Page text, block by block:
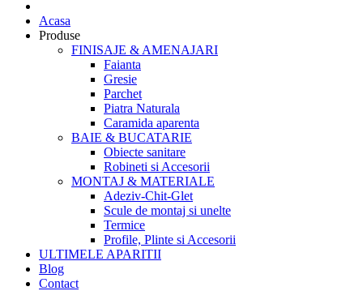
Acasa
Produse
FINISAJE & AMENAJARI
Faianta
Gresie
Parchet
Piatra Naturala
Caramida aparenta
BAIE & BUCATARIE
Obiecte sanitare
Robineti si Accesorii
MONTAJ & MATERIALE
Adeziv-Chit-Glet
Scule de montaj si unelte
Termice
Profile, Plinte si Accesorii
ULTIMELE APARITII
Blog
Contact